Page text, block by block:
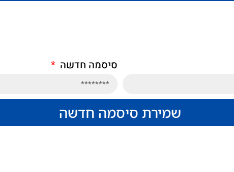
סיסמה חדשה
שמירת סיסמה חדשה